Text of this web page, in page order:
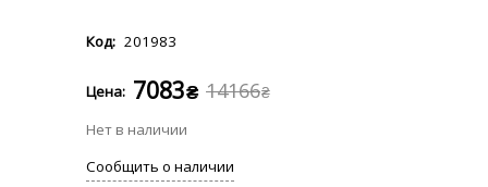
201983
14166₴
7083₴